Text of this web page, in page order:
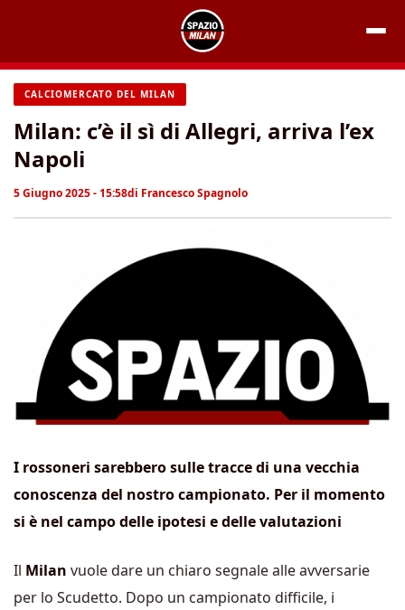
contenuto
CALCIOMERCATO DEL MILAN
Milan: c’è il sì di Allegri, arriva l’ex
Napoli
5 Giugno 2025 - 15:58di Francesco Spagnolo
I rossoneri sarebbero sulle tracce di una vecchia
conoscenza del nostro campionato. Per il momento
si è nel campo delle ipotesi e delle valutazioni
Il Milan vuole dare un chiaro segnale alle avversarie
per lo Scudetto. Dopo un campionato difficile, i